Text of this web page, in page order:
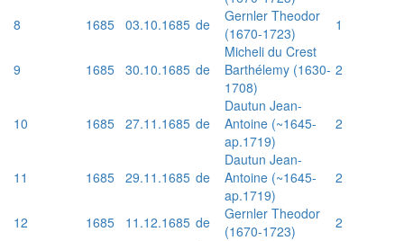
8
1685 03.10.1685 de
Gernler Theodor
(1670-1723)
1
9 1685 30.10.1685 de
Micheli du Crest
Barthélemy (1630-
1708)
2
10 1685 27.11.1685 de
Dautun Jean-
Antoine (~1645-
ap.1719)
2
11 1685 29.11.1685 de
Dautun Jean-
Antoine (~1645-
ap.1719)
2
12 1685 11.12.1685 de
Gernler Theodor
(1670-1723)
2